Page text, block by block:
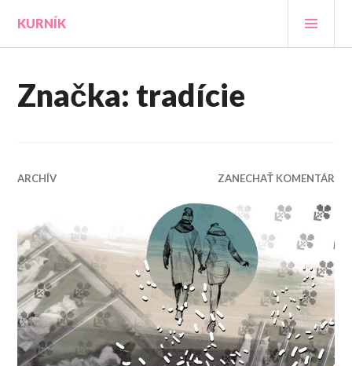
obsah
KURNÍK
Značka: tradície
ARCHÍV ZANECHAŤ KOMENTÁR